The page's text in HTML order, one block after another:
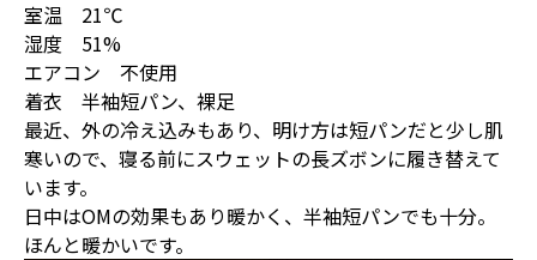
室温 21℃
湿度 51%
エアコン 不使用
着衣 半袖短パン、裸足
最近、外の冷え込みもあり、明け方は短パンだと少し肌
寒いので、寝る前にスウェットの長ズボンに履き替えて
います。
日中はOMの効果もあり暖かく、半袖短パンでも十分。
ほんと暖かいです。